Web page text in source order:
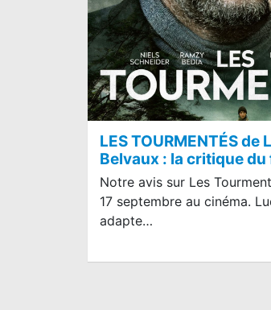
LES TOURMENTÉS de
Belvaux : la critique du
Notre avis sur Les
17 septembre au cinéma.
adapte…